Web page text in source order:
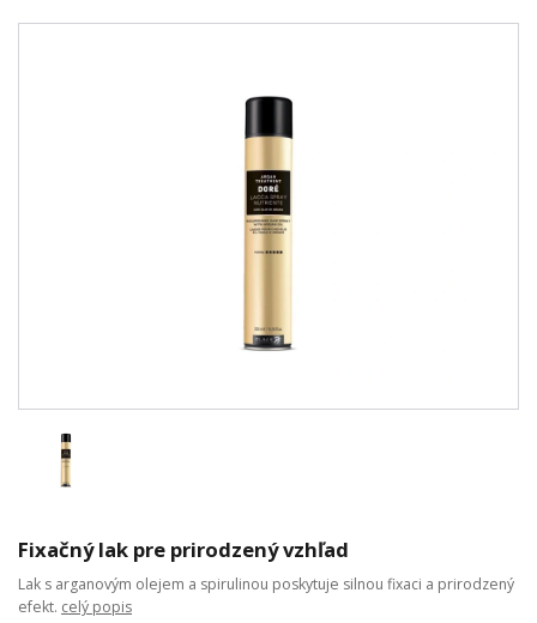
Fixačný lak pre prirodzený vzhľad
Lak s arganovým olejem a spirulinou poskytuje silnou fixaci a prirodzený
efekt. celý popis